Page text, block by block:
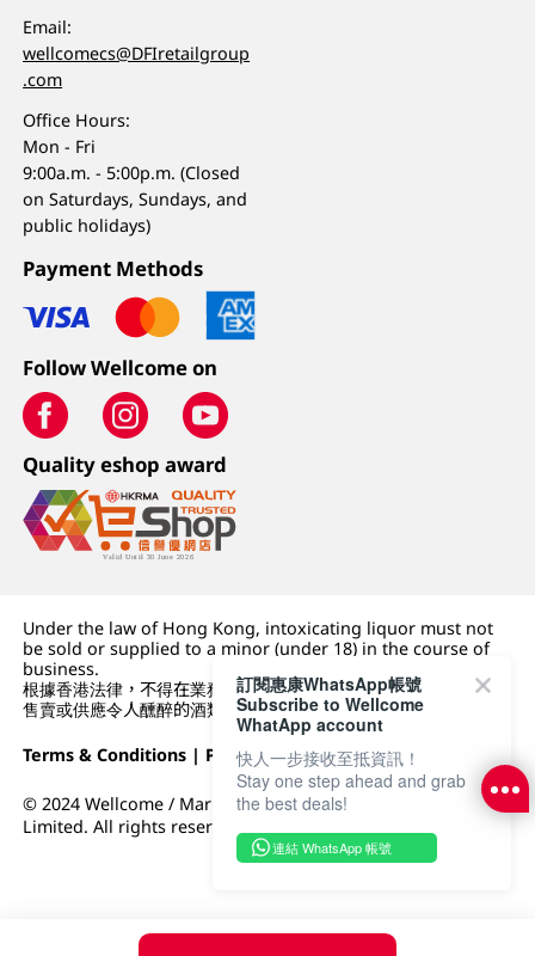
Email:
wellcomecs@DFIretailgroup
.com
Office Hours:
Mon - Fri
9:00a.m. - 5:00p.m. (Closed
on Saturdays, Sundays, and
public holidays)
Payment Methods
Follow Wellcome on
Quality eshop award
Under the law of Hong Kong, intoxicating liquor must not
be sold or supplied to a minor (under 18) in the course of
business.
根據香港法律，不得在業務過程中，向未成年人 (18 歲以下人士)
售賣或供應令人醺醉的酒類。
Terms & Conditions | Privacy Policy|DFI Retail Group
© 2024 Wellcome / Market Place. The Dairy Farm Company
Limited. All rights reserved.
訂閱惠康WhatsApp帳號
Subscribe to Wellcome
WhatApp account
快人一步接收至抵資訊！
Stay one step ahead and grab
the best deals!
連結 WhatsApp 帳號